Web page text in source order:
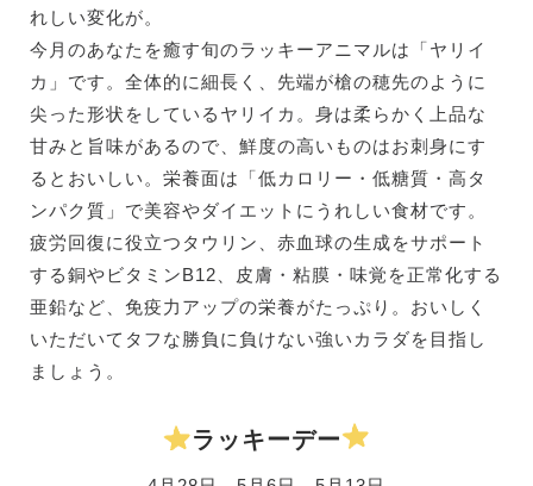
れしい変化が。
今月のあなたを癒す旬のラッキーアニマルは「ヤリイ
カ」です。全体的に細長く、先端が槍の穂先のように
尖った形状をしているヤリイカ。身は柔らかく上品な
甘みと旨味があるので、鮮度の高いものはお刺身にす
るとおいしい。栄養面は「低カロリー・低糖質・高タ
ンパク質」で美容やダイエットにうれしい食材です。
疲労回復に役立つタウリン、赤血球の生成をサポート
する銅やビタミンB12、皮膚・粘膜・味覚を正常化する
亜鉛など、免疫力アップの栄養がたっぷり。おいしく
いただいてタフな勝負に負けない強いカラダを目指し
ましょう。
ラッキーデー